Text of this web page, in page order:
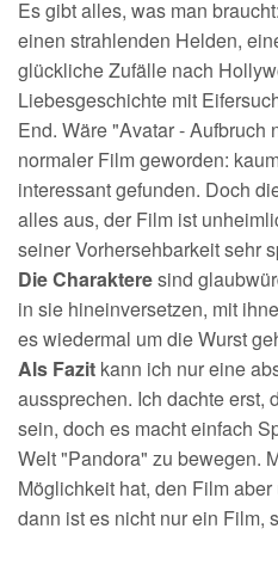
Es gibt alles, was man
einen strahlenden Helden,
glückliche Zufälle nach
Liebesgeschichte mit
End. Wäre "Avatar - Aufbruch
normaler Film geworden:
interessant gefunden. Doch
alles aus, der Film ist
seiner Vorhersehbarkeit sehr
Die Charakteresind
in sie hineinversetzen, mit
es wiedermal um die Wurst
Als Fazit kann ich nur eine
aussprechen. Ich dachte erst,
sein, doch es macht einfach
Welt "Pandora" zu bewegen.
Möglichkeit hat, den Film
dann ist es nicht nur ein Film,